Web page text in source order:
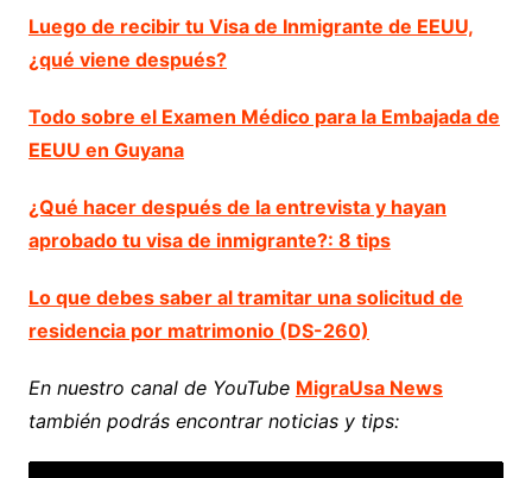
Luego de recibir tu Visa de Inmigrante de EEUU,
¿qué viene después?
Todo sobre el Examen Médico para la Embajada de
EEUU en Guyana
¿Qué hacer después de la entrevista y hayan
aprobado tu visa de inmigrante?: 8 tips
Lo que debes saber al tramitar una solicitud de
residencia por matrimonio (DS-260)
En nuestro canal de YouTube MigraUsa News
también podrás encontrar noticias y tips: